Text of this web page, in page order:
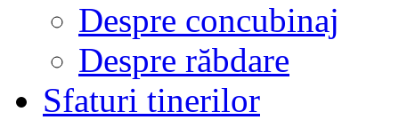
Despre concubinaj
Despre răbdare
Sfaturi tinerilor